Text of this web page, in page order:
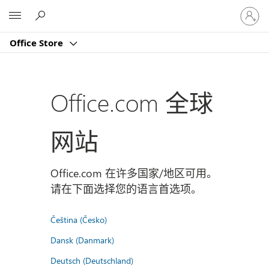
Office Store
请
登
录
Office.com 全球
网站
Office.com 在许多国家/地区可用。
请在下面选择您的语言首选项。
Čeština (Česko)
Dansk (Danmark)
Deutsch (Deutschland)